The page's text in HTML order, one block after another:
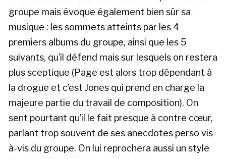
groupe mais évoque également bien sûr sa
musique : les sommets atteints par les 4
premiers albums du groupe, ainsi que les 5
suivants, qu’il défend mais sur lesquels on restera
plus sceptique (Page est alors trop dépendant à
la drogue et c’est Jones qui prend en charge la
majeure partie du travail de composition). On
sent pourtant qu’il le fait presque à contre cœur,
parlant trop souvent de ses anecdotes perso vis-
à-vis du groupe. On lui reprochera aussi un style